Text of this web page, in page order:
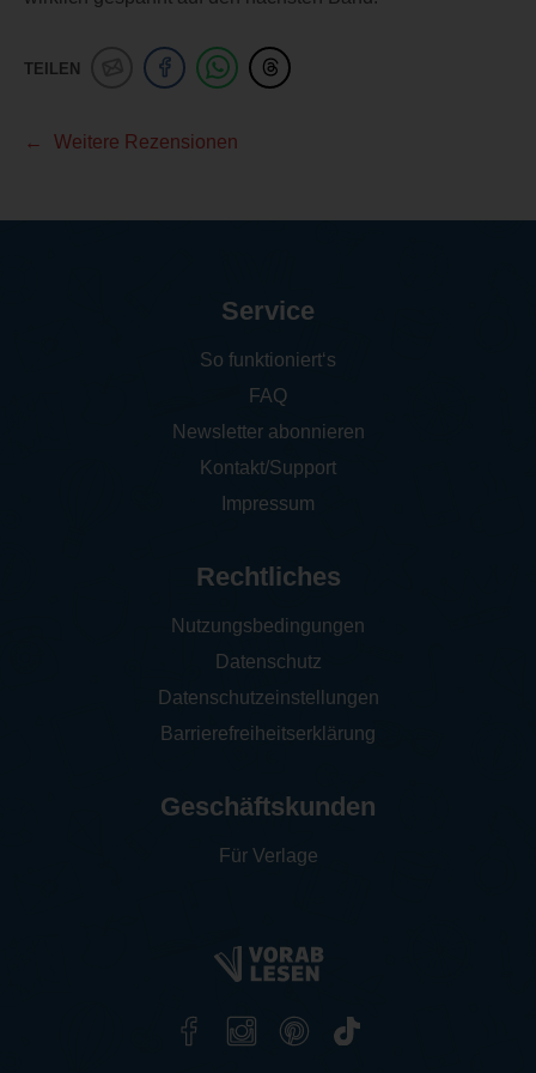
TEILEN
Weitere Rezensionen
Service
So funktioniert‘s
FAQ
Newsletter abonnieren
Kontakt/Support
Impressum
Rechtliches
Nutzungsbedingungen
Datenschutz
Datenschutzeinstellungen
Barrierefreiheitserklärung
Geschäftskunden
Für Verlage